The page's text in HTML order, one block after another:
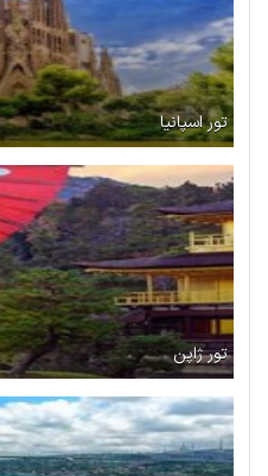
تور اسپانیا
تور ژاپن